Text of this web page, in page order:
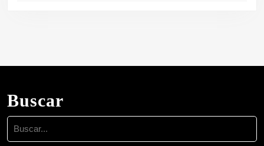
Buscar
Buscar: